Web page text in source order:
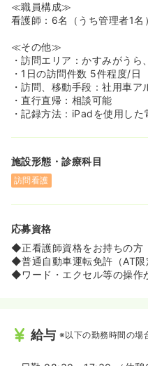
≪職員構成≫
看護師：6名（うち管理者1名）
≪その他≫
・訪問エリア：かすみがうら
・1日の訪問件数 5件程度/日
・訪問、移動手段：社用車ア
・直行直帰：相談可能
・記録方法：iPadを使用した
施設形態・診療科目
訪問看護
応募資格
◆正看護師資格をお持ちの方
◆普通自動車運転免許（AT限
◆ワード・エクセル等の操作
給与 ※以下の勤務時間の場